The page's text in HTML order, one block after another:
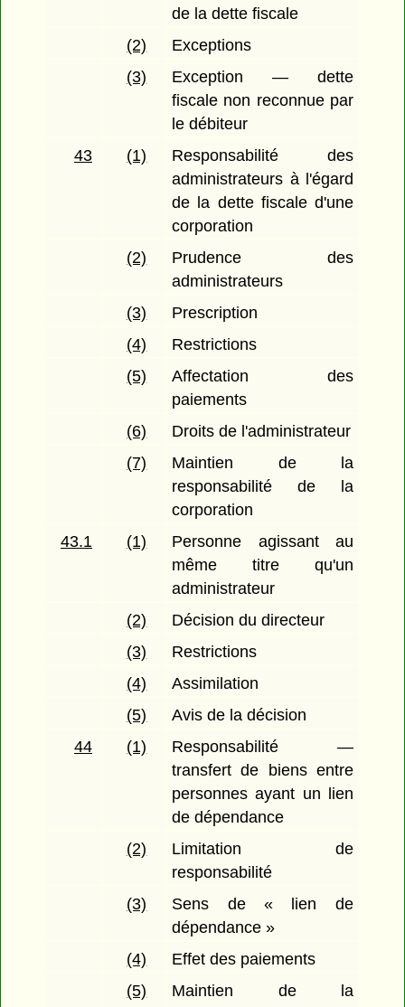
de la dette fiscale
(2)
Exceptions
(3)
Exception — dette
fiscale non reconnue par
le débiteur
43
(1)
Responsabilité des
administrateurs à l'égard
de la dette fiscale d'une
corporation
(2)
Prudence des
administrateurs
(3)
Prescription
(4)
Restrictions
(5)
Affectation des
paiements
(6)
Droits de l'administrateur
(7)
Maintien de la
responsabilité de la
corporation
43.1
(1)
Personne agissant au
même titre qu'un
administrateur
(2)
Décision du directeur
(3)
Restrictions
(4)
Assimilation
(5)
Avis de la décision
44
(1)
Responsabilité —
transfert de biens entre
personnes ayant un lien
de dépendance
(2)
Limitation de
responsabilité
(3)
Sens de « lien de
dépendance »
(4)
Effet des paiements
(5)
Maintien de la